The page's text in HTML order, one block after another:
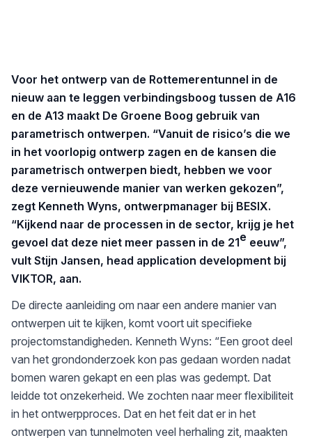
Voor het ontwerp van de Rottemerentunnel in de
nieuw aan te leggen verbindingsboog tussen de A16
en de A13 maakt De Groene Boog gebruik van
parametrisch ontwerpen. “Vanuit de risico’s die we
in het voorlopig ontwerp zagen en de kansen die
parametrisch ontwerpen biedt, hebben we voor
deze vernieuwende manier van werken gekozen”,
zegt Kenneth Wyns, ontwerpmanager bij BESIX.
“Kijkend naar de processen in de sector, krijg je het
gevoel dat deze niet meer passen in de 21e eeuw”,
vult Stijn Jansen, head application development bij
VIKTOR, aan.
De directe aanleiding om naar een andere manier van
ontwerpen uit te kijken, komt voort uit specifieke
projectomstandigheden. Kenneth Wyns: “Een groot deel
van het grondonderzoek kon pas gedaan worden nadat
bomen waren gekapt en een plas was gedempt. Dat
leidde tot onzekerheid. We zochten naar meer flexibiliteit
in het ontwerpproces. Dat en het feit dat er in het
ontwerpen van tunnelmoten veel herhaling zit, maakten